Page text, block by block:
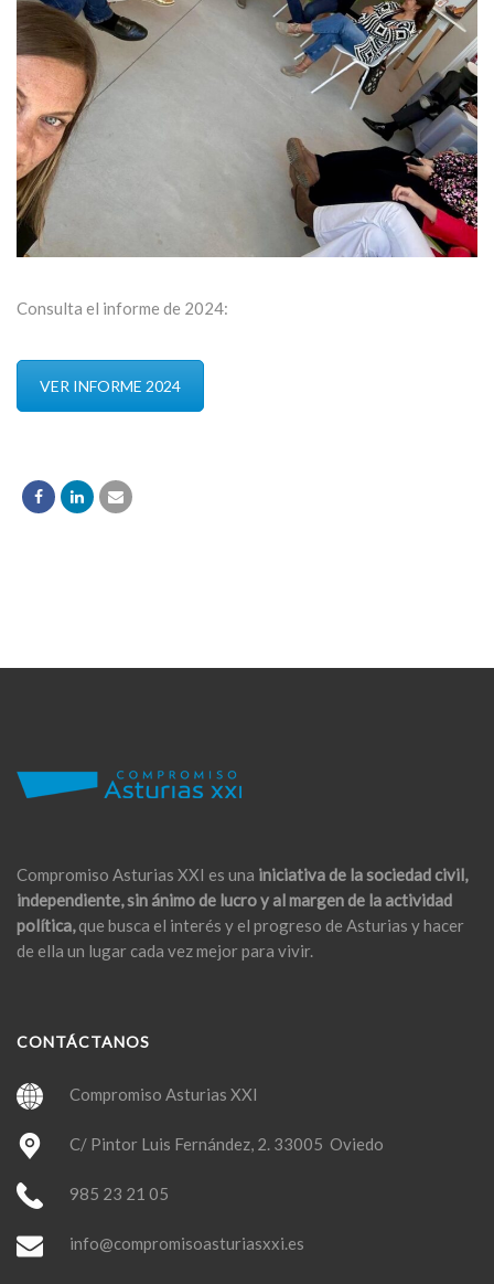
Consulta el informe de 2024:
VER INFORME 2024
Compromiso Asturias XXI es una iniciativa de la sociedad civil,
independiente, sin ánimo de lucro y al margen de la actividad
política,que busca el interés y el progreso de Asturias y hacer
de ella un lugar cada vez mejor para vivir.
CONTÁCTANOS
Compromiso Asturias XXI
C/ Pintor Luis Fernández, 2. 33005 Oviedo
985 23 21 05
info@compromisoasturiasxxi.es